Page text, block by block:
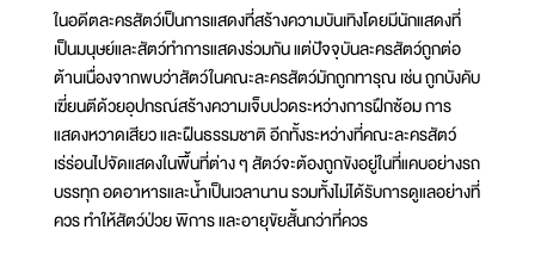
ในอดีตละครสัตว์เป็นการแสดงที่สร้างความบันเทิงโดยมีนักแสดงที่
เป็นมนุษย์และสัตว์ทำการแสดงร่วมกัน แต่ปัจจุบันละครสัตว์ถูกต่อ
ต้านเนื่องจากพบว่าสัตว์ในคณะละครสัตว์มักถูกทารุณ เช่น ถูกบังคับ
เฆี่ยนตีด้วยอุปกรณ์สร้างความเจ็บปวดระหว่างการฝึกซ้อม การ
แสดงหวาดเสียว และฝืนธรรมชาติ อีกทั้งระหว่างที่คณะละครสัตว์
เร่ร่อนไปจัดแสดงในพื้นที่ต่าง ๆ สัตว์จะต้องถูกขังอยู่ในที่แคบอย่างรถ
บรรทุก อดอาหารและน้ำเป็นเวลานาน รวมทั้งไม่ได้รับการดูแลอย่างที่
ควร ทำให้สัตว์ป่วย พิการ และอายุขัยสั้นกว่าที่ควร